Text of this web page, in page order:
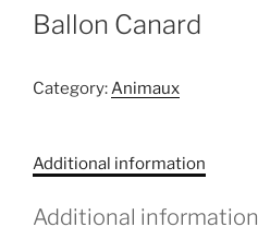
Ballon Canard
Category:Animaux
Additional information
Additional information